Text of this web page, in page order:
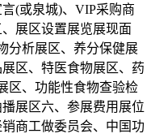
(或泉城)、VIP采购商
展区设置展览展现面
分析展区、养分保健展
区、特医食物展区、药
区、功能性食物查验检
展区六、参展费用展位
商工做委员会、中国功